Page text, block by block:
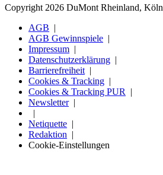
Copyright 2026 DuMont Rheinland, Köln
AGB
AGB Gewinnspiele
Impressum
Datenschutzerklärung
Barrierefreiheit
Cookies & Tracking
Cookies & Tracking PUR
Newsletter
Netiquette
Redaktion
Cookie-Einstellungen